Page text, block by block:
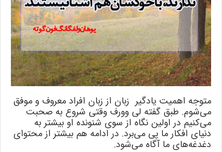
متوجه اهمیت یادگیر زبان از زبان افراد معروف و موفق
می‌شوم. طبق گفته لی وورف وقتی شروع به صحبت
می‌کنیم در اولین نگاه از سوی شنونده او بیشتر به
دنیای افکار ما پی می‌برد. در ادامه هم بیشتر از محتوای
دغدغه‌های ما آگاه می‌شود.